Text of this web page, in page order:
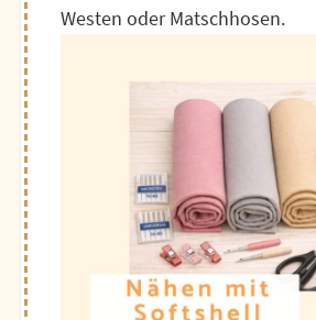
Westen oder Matschhosen.